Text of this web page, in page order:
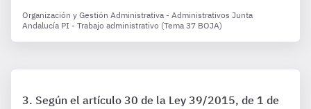
Organización y Gestión Administrativa - Administrativos Junta
Andalucía PI - Trabajo administrativo (Tema 37 BOJA)
Según el artículo 30 de la Ley 39/2015, de 1 de